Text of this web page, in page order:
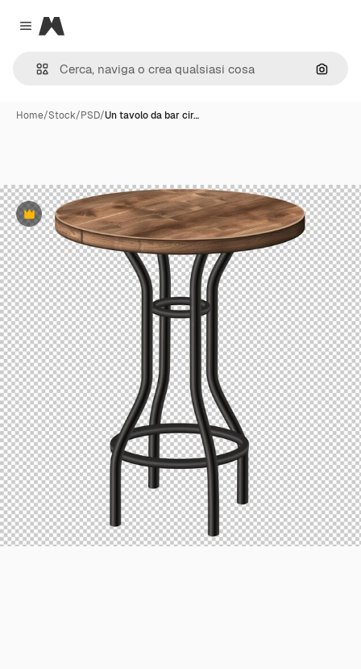
Close menu
Magnific
Cerca
Home/Stock/PSD/Un tavolo da bar cir…
Premium